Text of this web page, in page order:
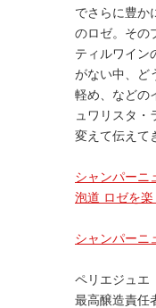
でさらに豊か
のロゼ。その
ティルワイン
がない中、ど
軽め、などの
ュワリスタ・
変えて伝えて
シャンパーニ
泡道 ロゼを楽
シャンパーニ
ペリエジュ
最高醸造責任